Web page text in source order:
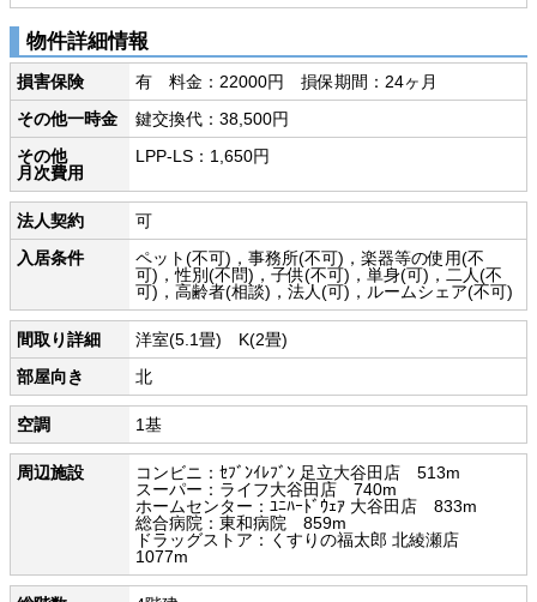
物件詳細情報
損害保険
有 料金：22000円 損保期間：24ヶ月
その他一時金
鍵交換代：38,500円
その他
月次費用
LPP-LS：1,650円
法人契約
可
入居条件
ペット(不可)，事務所(不可)，楽器等の使用(不
可)，性別(不問)，子供(不可)，単身(可)，二人(不
可)，高齢者(相談)，法人(可)，ルームシェア(不可)
間取り詳細
洋室(5.1畳) K(2畳)
部屋向き
北
空調 1基
周辺施設
コンビニ：ｾﾌﾞﾝｲﾚﾌﾞﾝ 足立大谷田店 513m
スーパー：ライフ大谷田店 740m
ホームセンター：ﾕﾆﾊｰﾄﾞｳｪｱ 大谷田店 833m
総合病院：東和病院 859m
ドラッグストア：くすりの福太郎 北綾瀬店
1077m